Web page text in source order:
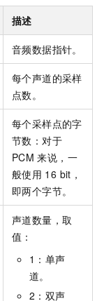
描述
音频数据指针。
每个声道的采样
点数。
每个采样点的字
节数：对于
PCM 来说，一
般使用 16 bit，
即两个字节。
声道数量，取
值：
1：单声
道。
2：双声